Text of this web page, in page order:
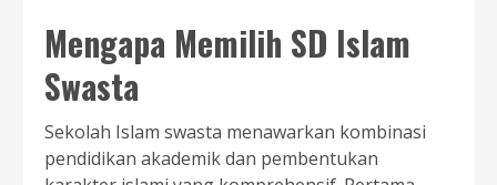
Mengapa Memilih SD Islam
Swasta
Sekolah Islam swasta menawarkan kombinasi
pendidikan akademik dan pembentukan